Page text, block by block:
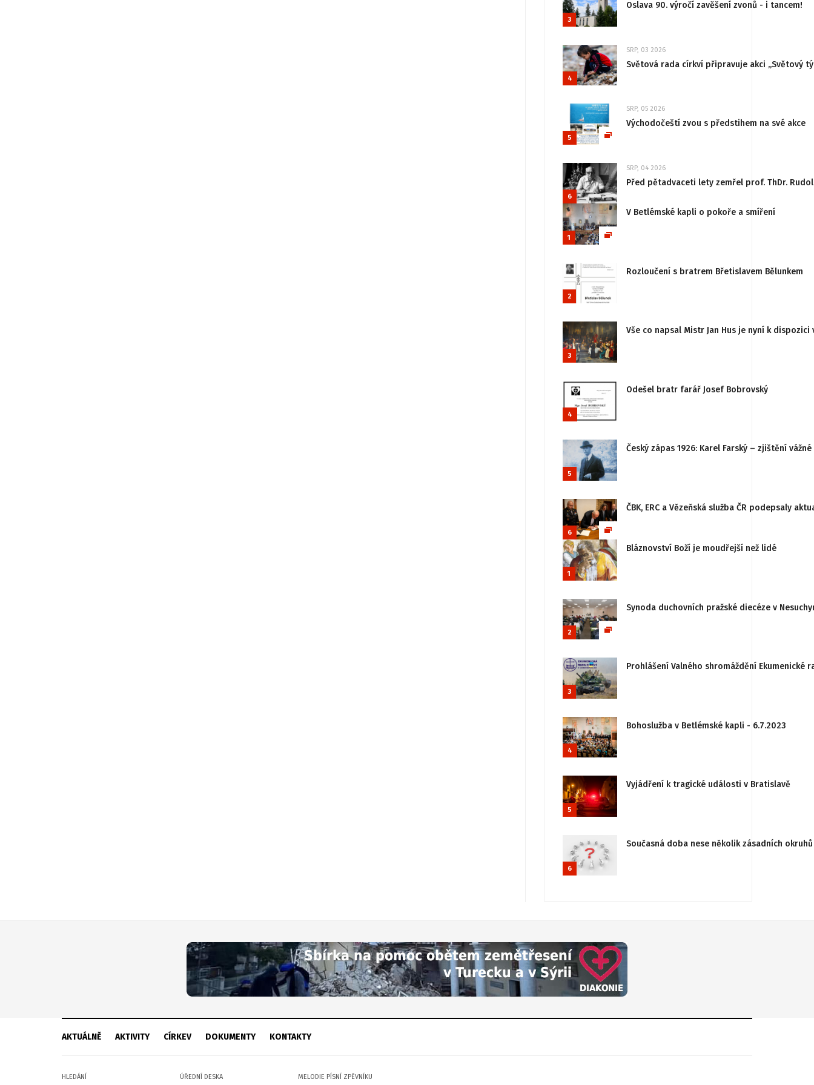
3
Oslava 90. výročí zavěšení zvonů - i tancem!
4
SRP, 03 2026
Světová rada církví připravuje akci „Světový
5
SRP, 05 2026
Východočeští zvou s předstihem na své akce
6
SRP, 04 2026
Před pětadvaceti lety zemřel prof. ThDr.
1
V Betlémské kapli o pokoře a smíření
2
Rozloučení s bratrem Břetislavem Bělunkem
3
Vše co napsal Mistr Jan Hus je nyní k
4
Odešel bratr farář Josef Bobrovský
5
Český zápas 1926: Karel Farský – zjištění
6
ČBK, ERC a Vězeňská služba ČR podepsaly
1
Bláznovství Boží je moudřejší než lidé
2
Synoda duchovních pražské diecéze v
3
Prohlášení Valného shromáždění
4
Bohoslužba v Betlémské kapli - 6.7.2023
5
Vyjádření k tragické události v Bratislavě
6
Současná doba nese několik zásadních
AKTUÁLNĚ AKTIVITY CÍRKEV DOKUMENTY KONTAKTY
HLEDÁNÍ ÚŘEDNÍ DESKA MELODIE PÍSNÍ ZPĚVNÍKU